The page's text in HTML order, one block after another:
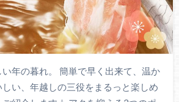
年の暮れ。 簡単で早く出来て、温か
しい、年越しの三役をまるっと楽しめ